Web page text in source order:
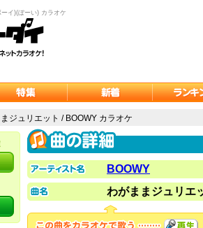
イ)(ぼーい) カラオケ
ジュリエット / BOOWY カラオケ
BOOWY
わがままジュリエ